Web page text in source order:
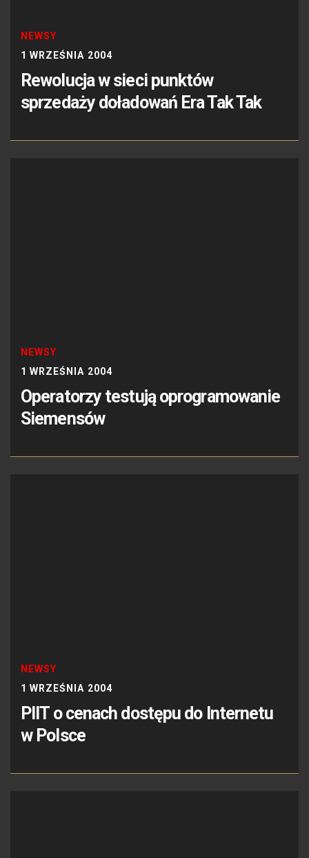
NEWSY
1 WRZEŚNIA 2004
Rewolucja w sieci punktów
sprzedaży doładowań Era Tak Tak
NEWSY
1 WRZEŚNIA 2004
Operatorzy testują oprogramowanie
Siemensów
NEWSY
1 WRZEŚNIA 2004
PIIT o cenach dostępu do Internetu
w Polsce